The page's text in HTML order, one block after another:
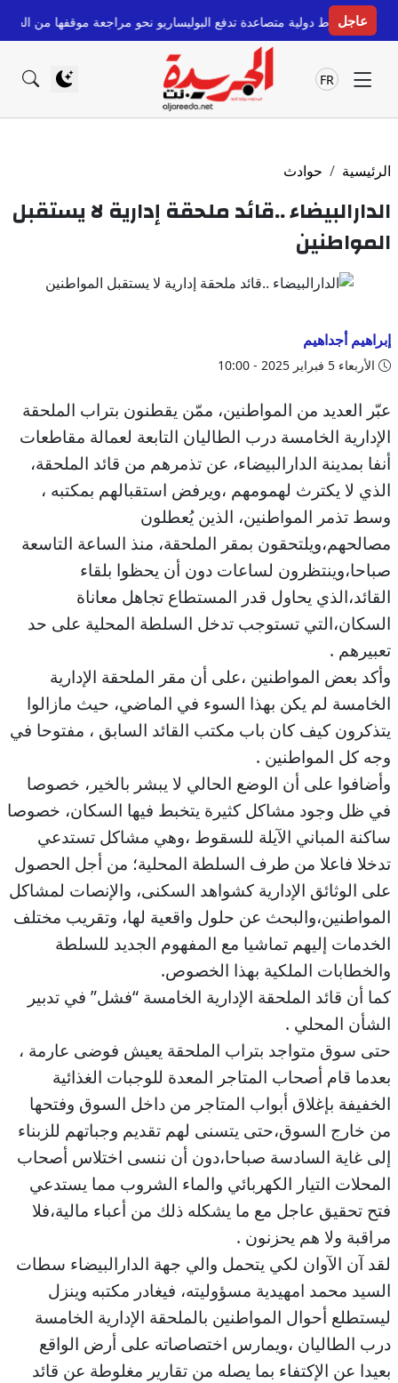
عاجل
متصاعدة تدفع البوليساريو نحو مراجعة موقفها من الحكم الذاتيقبل 6 ساعات
FR
الرئيسية حوادث
الدارالبيضاء ..قائد ملحقة إدارية لا يستقبل
المواطنين
إبراهيم أجداهيم
الأربعاء 5 فبراير 2025 - 10:00
عبّر العديد من المواطنين، ممّن يقطنون بتراب الملحقة
الإدارية الخامسة درب الطاليان التابعة لعمالة مقاطعات
أنفا بمدينة الدارالبيضاء، عن تذمرهم من قائد الملحقة،
الذي لا يكترث لهمومهم ،ويرفض استقبالهم بمكتبه ،
وسط تذمر المواطنين، الذين يُعطلون
مصالحهم،ويلتحقون بمقر الملحقة، منذ الساعة التاسعة
صباحا،وينتظرون لساعات دون أن يحظوا بلقاء
القائد،الذي يحاول قدر المستطاع تجاهل معاناة
السكان،التي تستوجب تدخل السلطة المحلية على حد
تعبيرهم .
وأكد بعض المواطنين ،على أن مقر الملحقة الإدارية
الخامسة لم يكن بهذا السوء في الماضي، حيث مازالوا
يتذكرون كيف كان باب مكتب القائد السابق ، مفتوحا في
وجه كل المواطنين .
وأضافوا على أن الوضع الحالي لا يبشر بالخير، خصوصا
في ظل وجود مشاكل كثيرة يتخبط فيها السكان، خصوصا
ساكنة المباني الآيلة للسقوط ،وهي مشاكل تستدعي
تدخلا فاعلا من طرف السلطة المحلية؛ من أجل الحصول
على الوثائق الإدارية كشواهد السكنى، والإنصات لمشاكل
المواطنين،والبحث عن حلول واقعية لها، وتقريب مختلف
الخدمات إليهم تماشيا مع المفهوم الجديد للسلطة
والخطابات الملكية بهذا الخصوص.
كما أن قائد الملحقة الإدارية الخامسة “فشل” في تدبير
الشأن المحلي .
حتى سوق متواجد بتراب الملحقة يعيش فوضى عارمة ،
بعدما قام أصحاب المتاجر المعدة للوجبات الغذائية
الخفيفة بإغلاق أبواب المتاجر من داخل السوق وفتحها
من خارج السوق،حتى يتسنى لهم تقديم وجباتهم للزبناء
إلى غاية السادسة صباحا،دون أن ننسى اختلاس أصحاب
المحلات التيار الكهربائي والماء الشروب مما يستدعي
فتح تحقيق عاجل مع ما يشكله ذلك من أعباء مالية،فلا
مراقبة ولا هم يحزنون .
لقد آن الآوان لكي يتحمل والي جهة الدارالبيضاء سطات
السيد محمد امهيدية مسؤوليته، فيغادر مكتبه وينزل
ليستطلع أحوال المواطنين بالملحقة الإدارية الخامسة
درب الطاليان ،ويمارس اختصاصاته على أرض الواقع
بعيدا عن الإكتفاء بما يصله من تقارير مغلوطة عن قائد